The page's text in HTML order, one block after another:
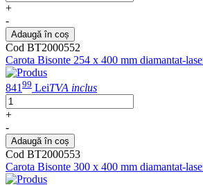
+
-
Adaugă în coș
Cod BT2000552
Carota Bisonte 254 x 400 mm diamantat-
84199 LeiTVA inclus
+
-
Adaugă în coș
Cod BT2000553
Carota Bisonte 300 x 400 mm diamantat-